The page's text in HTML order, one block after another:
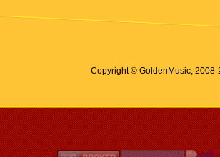
Copyright © GoldenMusic, 2008-